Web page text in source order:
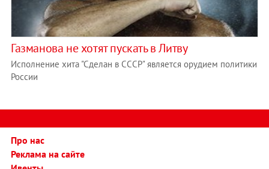
Газманова не хотят пускать в Литву
Исполнение хита "Сделан в СССР" является орудием политики
России
Про нас
Реклама на сайте